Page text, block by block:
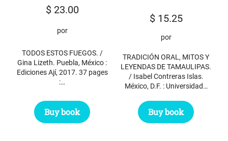
$23.00
por
TODOS ESTOS FUEGOS. /
Gina Lizeth. Puebla, México :
Ediciones Ají, 2017. 37 pages
:…
Buy book
$15.25
por
TRADICIÓN ORAL, MITOS Y
LEYENDAS DE TAMAULIPAS.
/ Isabel Contreras Islas.
México, D.F. : Universidad…
Buy book